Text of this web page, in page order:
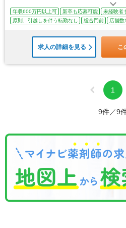
年収600万円以上可 新卒も応募可能
未経験者
原則、引越しを伴う転勤なし
総合門前 店舗数
求人の詳細を見る こ
1
9件／9